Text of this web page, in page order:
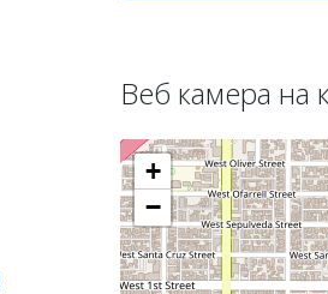
Веб камера на
+
−